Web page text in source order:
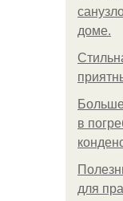
доме.
в
для